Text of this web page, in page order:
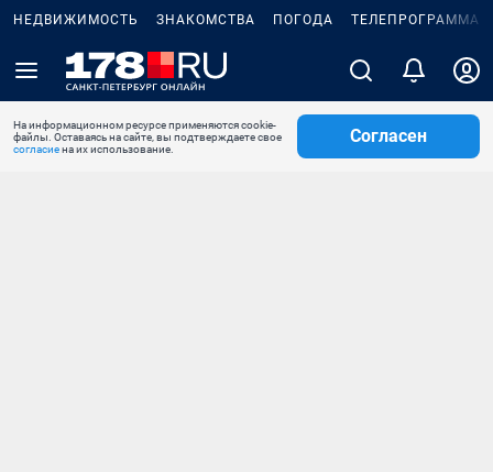
НЕДВИЖИМОСТЬ ЗНАКОМСТВА ПОГОДА ТЕЛЕПРОГРАММА
На информационном ресурсе применяются cookie-
файлы. Оставаясь на сайте, вы подтверждаете свое
согласиена их использование.
Согласен